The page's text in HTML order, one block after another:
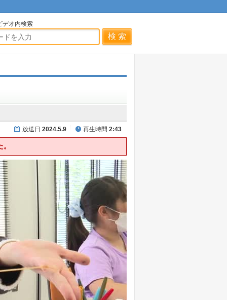
デオ内検索
放送日 2024.5.9 再生時間 2:43